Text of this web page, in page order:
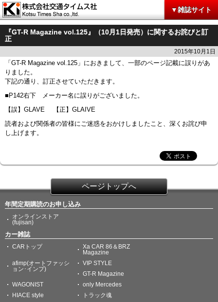
▼雑誌サイト
『GT-R Magazine vol.125』（10月1日発売）に関するお詫びと訂
正
2015年10月1日
「GT-R Magazine vol.125」におきまして、一部のページ記載に誤りがあ
りました。
下記の通り、訂正させていただきます。
■P142右下 メーカー名に誤りがございました。
【誤】GLAVE 【正】GLAIVE
読者および関係者の皆様にご迷惑をおかけしましたこと、深くお詫び申
し上げます。
ページトップへ
年間定期購読のお申し込み
オンラインストア
(fujisan)
カー雑誌
CARトップ
Xa CAR 86＆BRZ
Magazine
afimp(オートファッシ
ョン･インプ)
VIP STYLE
GT-R Magazine
WAGONIST
only Mercedes
HIACE style
トラック魂